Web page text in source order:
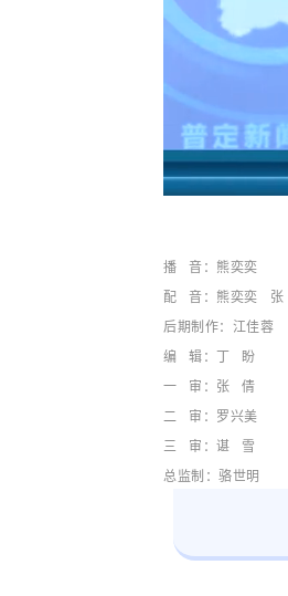
播 音：熊奕奕
配 音： 熊奕奕
后期制作： 江佳蓉
编 辑：丁 盼
一 审：张 倩
二 审： 罗兴美
三 审：谌 雪
总监制：骆世明